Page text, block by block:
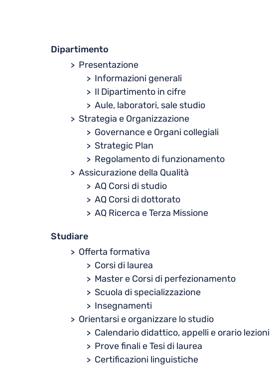
Dipartimento
Presentazione
Informazioni generali
Il Dipartimento in cifre
Aule, laboratori, sale studio
Strategia e Organizzazione
Governance e Organi collegiali
Strategic Plan
Regolamento di funzionamento
Assicurazione della Qualità
AQ Corsi di studio
AQ Corsi di dottorato
AQ Ricerca e Terza Missione
Studiare
Offerta formativa
Corsi di laurea
Master e Corsi di perfezionamento
Scuola di specializzazione
Insegnamenti
Orientarsi e organizzare lo studio
Calendario didattico, appelli e orario lezioni
Prove finali e Tesi di laurea
Certificazioni linguistiche